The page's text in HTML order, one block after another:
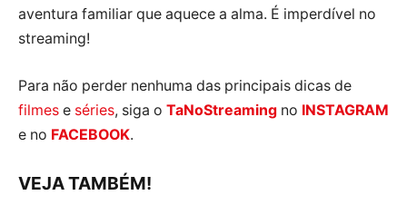
aventura familiar que aquece a alma. É imperdível no
streaming!
Para não perder nenhuma das principais dicas de
filmes e séries, siga o TaNoStreaming no INSTAGRAM
e no FACEBOOK.
VEJA TAMBÉM!